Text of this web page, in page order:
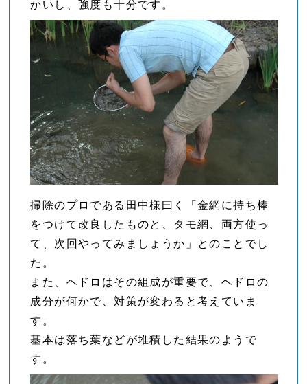
かいし、強度も十分です。
掃除のプロである田中様曰く「金網に持ち棒
をつけて改良したものと、タモ網、両方使っ
て、次回やってみましょうか」とのことでし
た。
また、ヘドロはその組成が重要で、ヘドロの
成分が何かで、対策が変わると考えていま
す。
基本は落ち葉などが堆積した結果のようで
す。